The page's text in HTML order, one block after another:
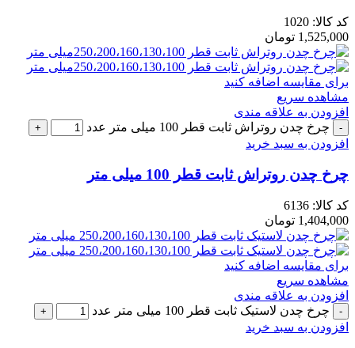
کد کالا: 1020
1,525,000 تومان
برای مقایسه اضافه کنید
مشاهده سریع
افزودن به علاقه مندی
چرخ چدن روتراش ثابت قطر 100 میلی متر عدد
افزودن به سبد خرید
چرخ چدن روتراش ثابت قطر 100 میلی متر
کد کالا: 6136
1,404,000 تومان
برای مقایسه اضافه کنید
مشاهده سریع
افزودن به علاقه مندی
چرخ چدن لاستیک ثابت قطر 100 میلی متر عدد
افزودن به سبد خرید